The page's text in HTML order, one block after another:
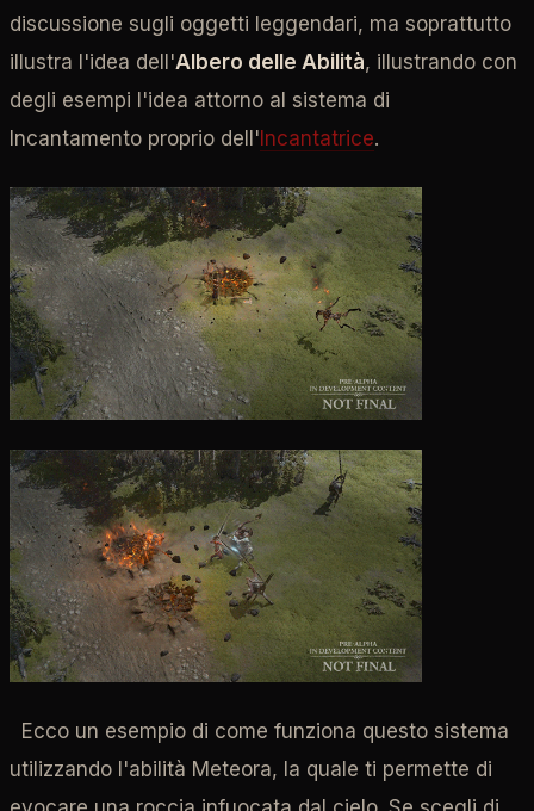
discussione sugli oggetti leggendari, ma soprattutto
illustra l'idea dell'Albero delle Abilità, illustrando con
degli esempi l'idea attorno al sistema di
Incantamento proprio dell'Incantatrice.
Ecco un esempio di come funziona questo sistema
utilizzando l'abilità Meteora, la quale ti permette di